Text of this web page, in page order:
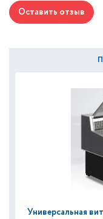
Оставить отзыв
Универсальная